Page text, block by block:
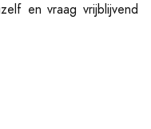
en vraag vrijblijvend